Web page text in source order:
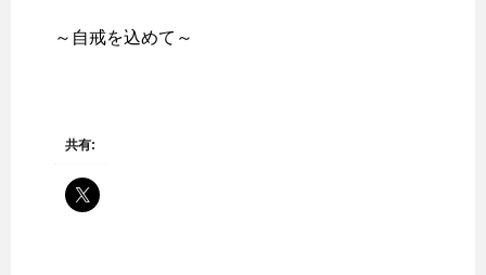
～自戒を込めて～
共有: